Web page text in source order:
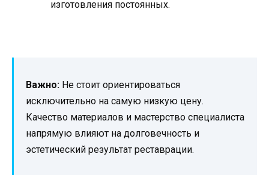
изготовления постоянных.
Важно: Не стоит ориентироваться
исключительно на самую низкую цену.
Качество материалов и мастерство специалиста
напрямую влияют на долговечность и
эстетический результат реставрации.